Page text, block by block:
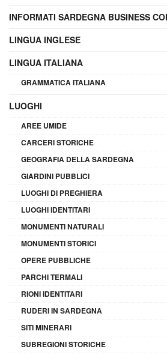
INFORMATI SARDEGNA BUSINESS
LINGUA INGLESE
LINGUA ITALIANA
GRAMMATICA ITALIANA
LUOGHI
AREE UMIDE
CARCERI STORICHE
GEOGRAFIA DELLA SARDEGNA
GIARDINI PUBBLICI
LUOGHI DI PREGHIERA
LUOGHI IDENTITARI
MONUMENTI NATURALI
MONUMENTI STORICI
OPERE PUBBLICHE
PARCHI TERMALI
RIONI IDENTITARI
RUDERI IN SARDEGNA
SITI MINERARI
SUBREGIONI STORICHE